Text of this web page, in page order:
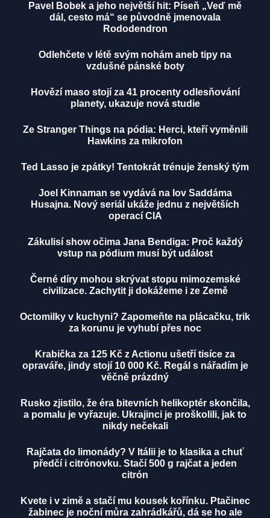
Pavel Bobek a jeho největší hit: Píseň „Veď mě
dál, cesto má“ se původně jmenovala
Rododendron
Odlehčete v létě svým nohám aneb tipy na
vzdušné pánské boty
Hovězí maso stojí za 41 procenty odlesňování
planety, ukazuje nová studie
Ze Stranger Things na pódia: Herci, kteří vyměnili
Hawkins za mikrofon
Ted Lasso je zpátky! Tentokrát trénuje ženský tým
Joel Kinnaman se vydává na lov Saddáma
Husajna. Nový seriál ukáže jednu z největších
operací CIA
Zákulisí show očima Jana Bendiga: Proč každý
vstup na pódium musí být událost
Černé díry mohou skrývat stopu mimozemské
civilizace. Zachytit ji dokážeme i ze Země
Octomilky v kuchyni? Zapomeňte na plácačku, trik
za korunu je vyhubí přes noc
Krabička za 125 Kč z Actionu ušetří tisíce za
opraváře, jindy stojí 10 000 Kč. Regál s nářadím je
věčně prázdný
Rusko zjistilo, že éra bitevních helikoptér skončila,
a pomalu je vyřazuje. Ukrajinci je proškolili, jak to
nikdy nečekali
Rajčata do limonády? V Itálii je to klasika a chuť
předčí i citrónovku. Stačí 500 g rajčat a jeden
citrón
Kvete i v zimě a stačí mu kousek kořínku. Ptačinec
žabinec je noční můra zahrádkářů, dá se ho ale